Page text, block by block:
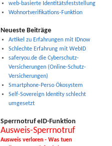
web-basierte Identitätsfeststellung
Wohnortverifikations-Funktion
Neueste Beiträge
Artikel zu Erfahrungen mit IDnow
Schlechte Erfahrung mit WebID
saferyou.de die Cyberschutz-
Versicherungen (Online-Schutz-
Versicherungen)
Smartphone-Perso Ökosystem
Self-Sovereign Identity schlecht
umgesetzt
Sperrnotruf eID-Funktion
Ausweis-Sperrnotruf
Ausweis verloren - Was tuen